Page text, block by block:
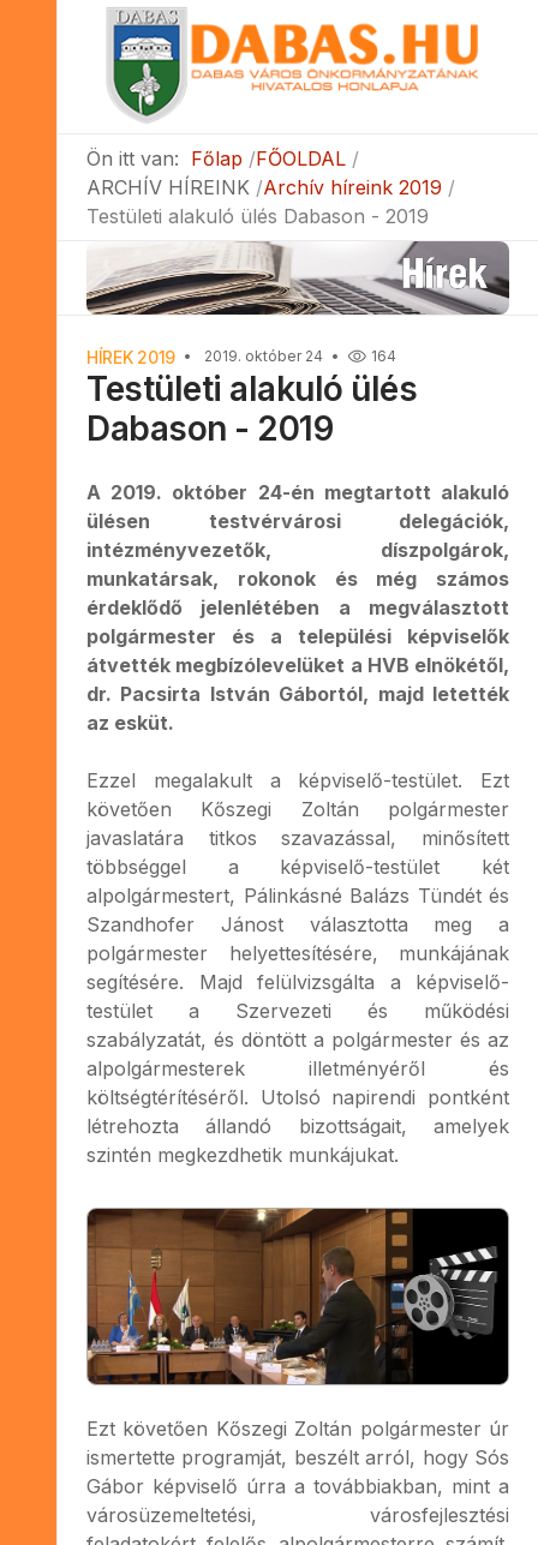
Ön itt van: Főlap
FŐOLDAL
ARCHÍV HÍREINK Archív híreink 2019
Testületi alakuló ülés Dabason - 2019
HÍREK 2019 2019. október 24 164
Testületi alakuló ülés
Dabason - 2019
A 2019. október 24-én megtartott alakuló
ülésen testvérvárosi delegációk,
intézményvezetők, díszpolgárok,
munkatársak, rokonok és még számos
érdeklődő jelenlétében a megválasztott
polgármester és a települési képviselők
átvették megbízólevelüket a HVB elnökétől,
dr. Pacsirta István Gábortól, majd letették
az esküt.
Ezzel megalakult a képviselő-testület. Ezt
követően Kőszegi Zoltán polgármester
javaslatára titkos szavazással, minősített
többséggel a képviselő-testület két
alpolgármestert, Pálinkásné Balázs Tündét és
Szandhofer Jánost választotta meg a
polgármester helyettesítésére, munkájának
segítésére. Majd felülvizsgálta a képviselő-
testület a Szervezeti és működési
szabályzatát, és döntött a polgármester és az
alpolgármesterek illetményéről és
költségtérítéséről. Utolsó napirendi pontként
létrehozta állandó bizottságait, amelyek
szintén megkezdhetik munkájukat.
Ezt követően Kőszegi Zoltán polgármester úr
ismertette programját, beszélt arról, hogy Sós
Gábor képviselő úrra a továbbiakban, mint a
városüzemeltetési, városfejlesztési